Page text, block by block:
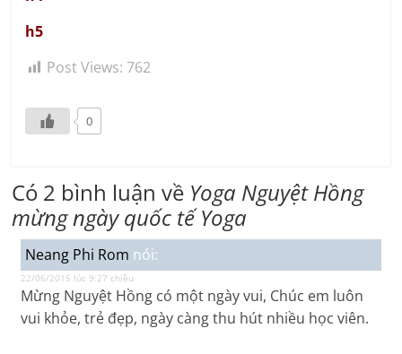
h5
Post Views: 762
0
Có 2 bình luận về Yoga Nguyệt Hồng
mừng ngày quốc tế Yoga
Neang Phi Rom nói:
22/06/2015 lúc 9:27 chiều
Mừng Nguyệt Hồng có một ngày vui, Chúc em luôn
vui khỏe, trẻ đẹp, ngày càng thu hút nhiều học viên.